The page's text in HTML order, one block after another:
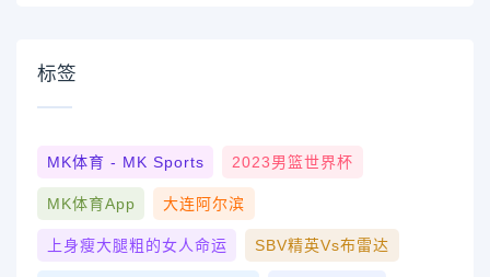
标签
MK体育 - MK Sports 2023男篮世界杯
MK体育App 大连阿尔滨
上身瘦大腿粗的女人命运 SBV精英vs布雷达